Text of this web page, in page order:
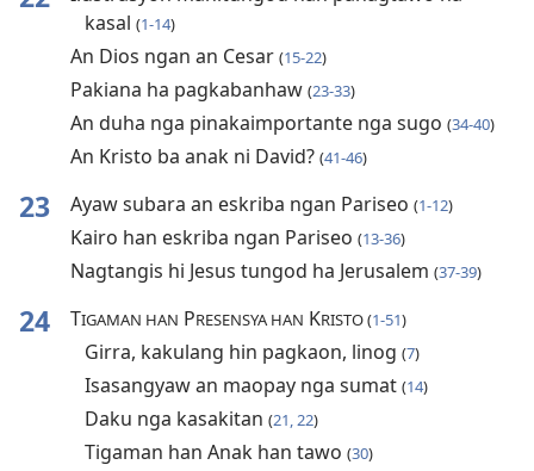
kasal (1-14)
An Dios ngan an Cesar (15-22)
Pakiana ha pagkabanhaw (23-33)
An duha nga pinakaimportante nga sugo (34-40)
An Kristo ba anak ni David? (41-46)
23 Ayaw subara an eskriba ngan Pariseo (1-12)
Kairo han eskriba ngan Pariseo (13-36)
Nagtangis hi Jesus tungod ha Jerusalem (37-39)
24 TIGAMAN HAN PRESENSYA HAN KRISTO (1-51)
Girra, kakulang hin pagkaon, linog (7)
Isasangyaw an maopay nga sumat (14)
Daku nga kasakitan (21, 22)
Tigaman han Anak han tawo (30)